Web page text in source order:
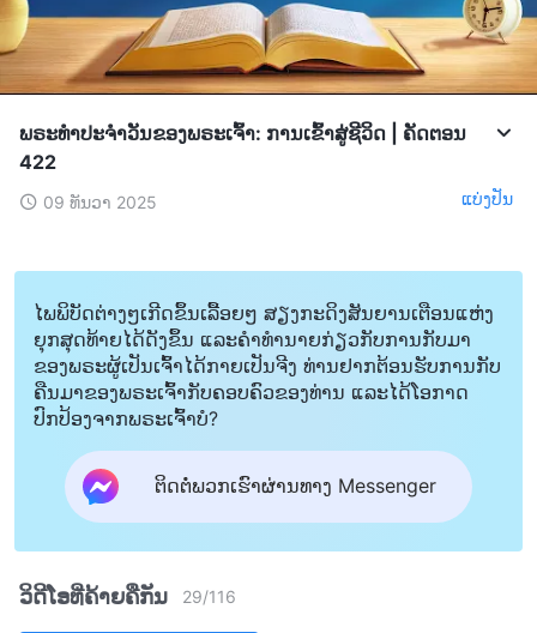
ພຣະທຳປະຈຳວັນຂອງພຣະເຈົ້າ: ການເຂົ້າສູ່ຊີວິດ | ຄັດຕອນ
422
09 ທັນວາ 2025 ແບ່ງປັນ
ໄພພິບັດຕ່າງໆເກີດຂຶ້ນເລື້ອຍໆ ສຽງກະດິງສັນຍານເຕືອນແຫ່ງ
ຍຸກສຸດທ້າຍໄດ້ດັງຂຶ້ນ ແລະຄໍາທໍານາຍກ່ຽວກັບການກັບມາ
ຂອງພຣະຜູ້ເປັນເຈົ້າໄດ້ກາຍເປັນຈີງ ທ່ານຢາກຕ້ອນຮັບການກັບ
ຄືນມາຂອງພຣະເຈົ້າກັບຄອບຄົວຂອງທ່ານ ແລະໄດ້ໂອກາດ
ປົກປ້ອງຈາກພຣະເຈົ້າບໍ?
ຕິດຕໍ່ພວກເຮົາຜ່ານທາງ Messenger
ວິດີໂອທີ່ຄ້າຍຄືກັນ 29/116